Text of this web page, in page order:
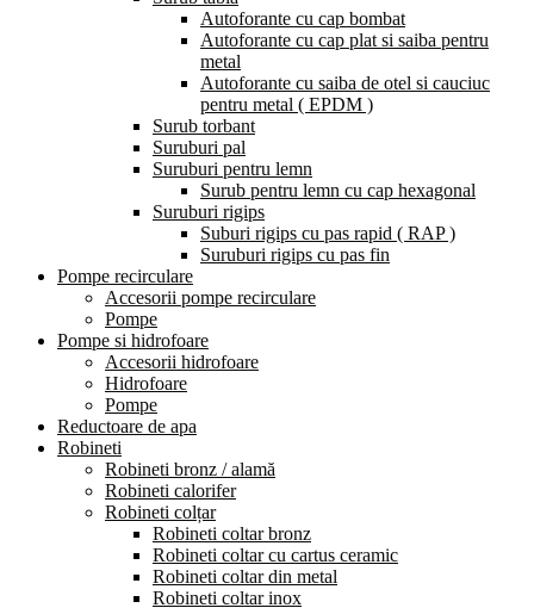
Autoforante cu cap bombat
Autoforante cu cap plat si saiba pentru
metal
Autoforante cu saiba de otel si cauciuc
pentru metal ( EPDM )
Surub torbant
Suruburi pal
Suruburi pentru lemn
Surub pentru lemn cu cap hexagonal
Suruburi rigips
Suburi rigips cu pas rapid ( RAP )
Suruburi rigips cu pas fin
Pompe recirculare
Accesorii pompe recirculare
Pompe
Pompe si hidrofoare
Accesorii hidrofoare
Hidrofoare
Pompe
Reductoare de apa
Robineti
Robineti bronz / alamă
Robineti calorifer
Robineti colțar
Robineti coltar bronz
Robineti coltar cu cartus ceramic
Robineti coltar din metal
Robineti coltar inox